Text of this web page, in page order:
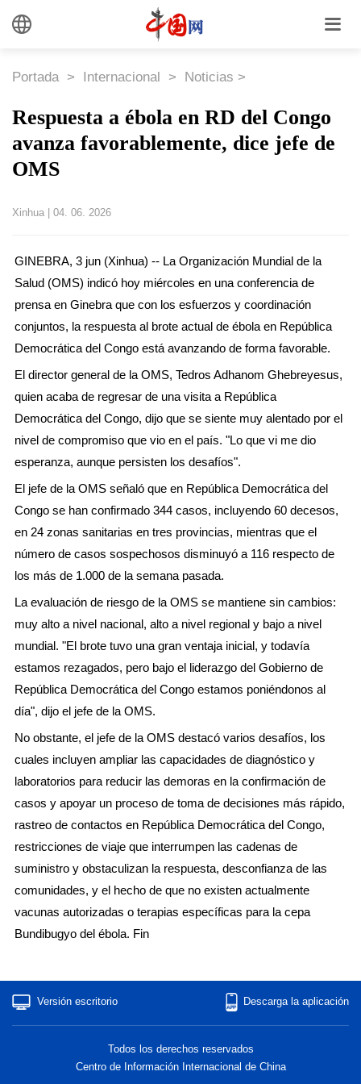
Portada > Internacional > Noticias >
Respuesta a ébola en RD del Congo
avanza favorablemente, dice jefe de
OMS
Xinhua 04. 06. 2026
GINEBRA, 3 jun (Xinhua) -- La Organización Mundial de la
Salud (OMS) indicó hoy miércoles en una conferencia de
prensa en Ginebra que con los esfuerzos y coordinación
conjuntos, la respuesta al brote actual de ébola en República
Democrática del Congo está avanzando de forma favorable.
El director general de la OMS, Tedros Adhanom Ghebreyesus,
quien acaba de regresar de una visita a República
Democrática del Congo, dijo que se siente muy alentado por el
nivel de compromiso que vio en el país. "Lo que vi me dio
esperanza, aunque persisten los desafíos".
El jefe de la OMS señaló que en República Democrática del
Congo se han confirmado 344 casos, incluyendo 60 decesos,
en 24 zonas sanitarias en tres provincias, mientras que el
número de casos sospechosos disminuyó a 116 respecto de
los más de 1.000 de la semana pasada.
La evaluación de riesgo de la OMS se mantiene sin cambios:
muy alto a nivel nacional, alto a nivel regional y bajo a nivel
mundial. "El brote tuvo una gran ventaja inicial, y todavía
estamos rezagados, pero bajo el liderazgo del Gobierno de
República Democrática del Congo estamos poniéndonos al
día", dijo el jefe de la OMS.
No obstante, el jefe de la OMS destacó varios desafíos, los
cuales incluyen ampliar las capacidades de diagnóstico y
laboratorios para reducir las demoras en la confirmación de
casos y apoyar un proceso de toma de decisiones más rápido,
rastreo de contactos en República Democrática del Congo,
restricciones de viaje que interrumpen las cadenas de
suministro y obstaculizan la respuesta, desconfianza de las
comunidades, y el hecho de que no existen actualmente
vacunas autorizadas o terapias específicas para la cepa
Bundibugyo del ébola. Fin
Versión escritorio Descarga la aplicación
Todos los derechos reservados
Centro de Información Internacional de China